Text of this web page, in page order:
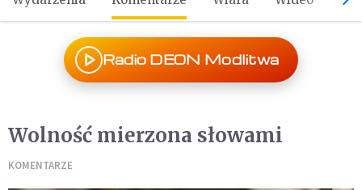
Radio DEON Modlitwa
Wolność mierzona słowami
KOMENTARZE